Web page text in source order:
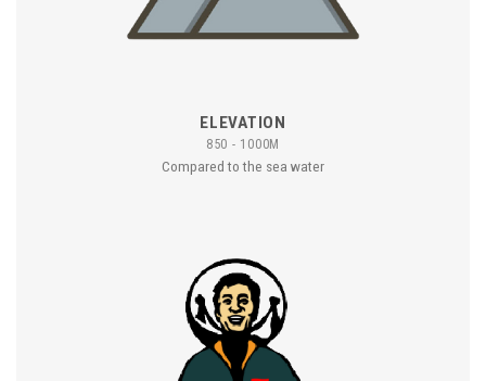
ELEVATION
850 - 1000M
Compared to the sea water